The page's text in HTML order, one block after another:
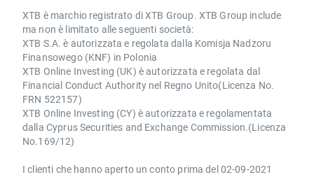
XTB è marchio registrato di XTB Group. XTB Group include
ma non è limitato alle seguenti società:
XTB S.A. è autorizzata e regolata dalla Komisja Nadzoru
Finansowego (KNF) in Polonia
XTB Online Investing (UK) è autorizzata e regolata dal
Financial Conduct Authority nel Regno Unito(Licenza No.
FRN 522157)
XTB Online Investing (CY) è autorizzata e regolamentata
dalla Cyprus Securities and Exchange Commission.(Licenza
No.169/12)
I clienti che hanno aperto un conto prima del 02-09-2021